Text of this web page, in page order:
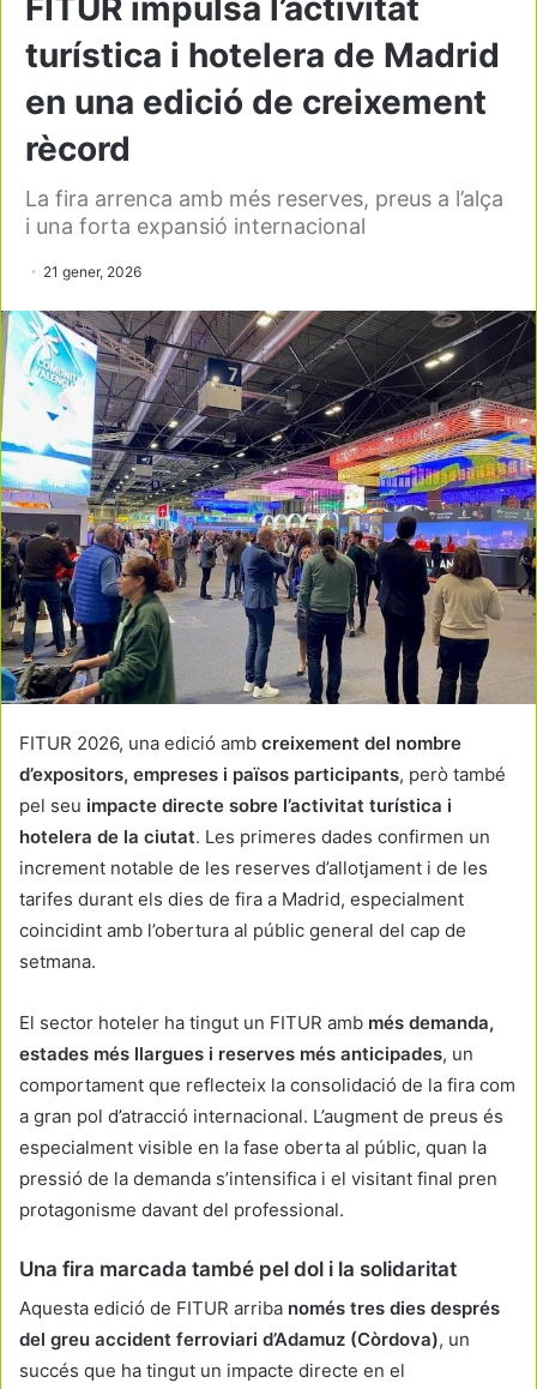
FITUR impulsa l’activitat
turística i hotelera de Madrid
en una edició de creixement
rècord
La fira arrenca amb més reserves, preus a l’alça
i una forta expansió internacional
21 gener, 2026
FITUR 2026, una edició amb creixement del nombre
d’expositors, empreses i països participants, però també
pel seu impacte directe sobre l’activitat turística i
hotelera de la ciutat. Les primeres dades confirmen un
increment notable de les reserves d’allotjament i de les
tarifes durant els dies de fira a Madrid, especialment
coincidint amb l’obertura al públic general del cap de
setmana.
El sector hoteler ha tingut un FITUR amb més demanda,
estades més llargues i reserves més anticipades, un
comportament que reflecteix la consolidació de la fira com
a gran pol d’atracció internacional. L’augment de preus és
especialment visible en la fase oberta al públic, quan la
pressió de la demanda s’intensifica i el visitant final pren
protagonisme davant del professional.
Una fira marcada també pel dol i la solidaritat
Aquesta edició de FITUR arriba només tres dies després
del greu accident ferroviari d’Adamuz (Còrdova), un
succés que ha tingut un impacte directe en el